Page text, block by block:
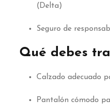
(Delta)
Seguro de
Qué debes
Calzado adecuado
Pantalón cómodo